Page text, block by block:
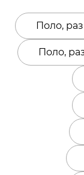
Поло,
Поло,